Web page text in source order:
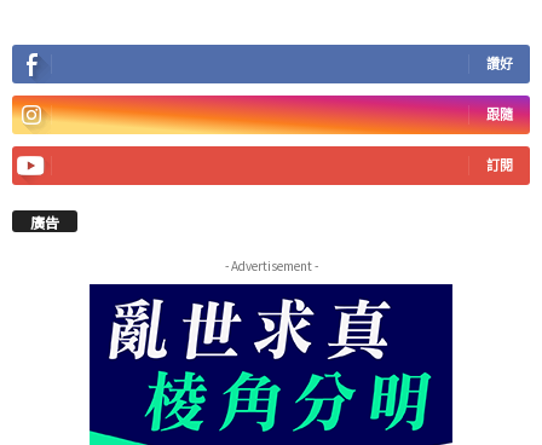
讚好
跟隨
訂閱
廣告
- Advertisement -